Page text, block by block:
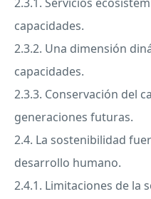
capacidades.
2.3.2. Una dimensión
capacidades.
2.3.3. Conservación del
generaciones futuras.
2.4. La sostenibilidad
desarrollo humano.
2.4.1. Limitaciones de la